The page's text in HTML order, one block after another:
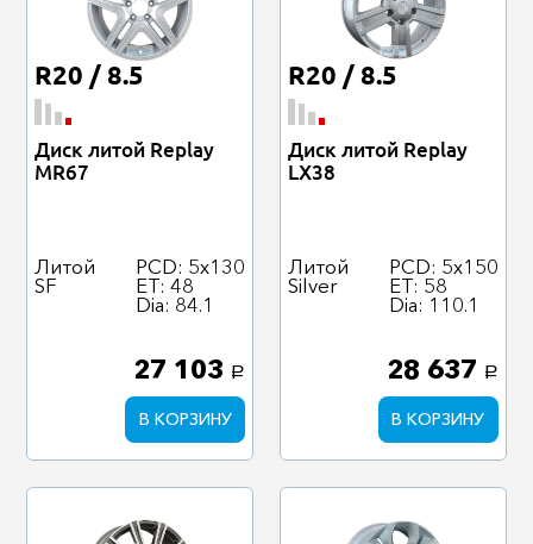
R20 / 8.5
Диск литой Replay
MR67
Литой
SF
PCD: 5x130
ET: 48
Dia: 84.1
27 103 a
В КОРЗИНУ
R20 / 8.5
Диск литой Replay
LX38
Литой
Silver
PCD: 5x150
ET: 58
Dia: 110.1
28 637 a
В КОРЗИНУ